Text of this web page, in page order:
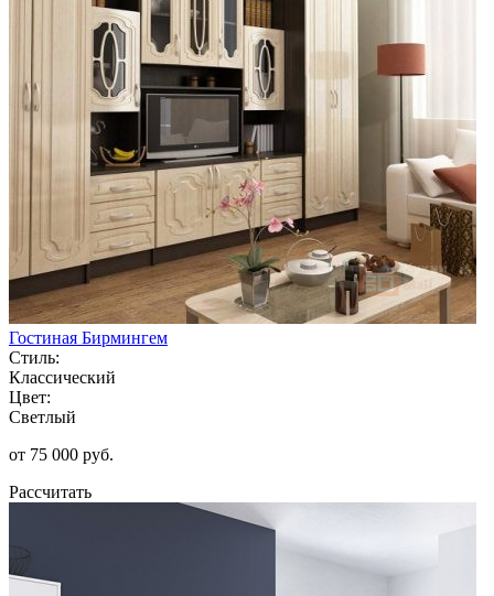
Гостиная Бирмингем
Стиль:
Классический
Цвет:
Светлый
от 75 000 руб.
Рассчитать